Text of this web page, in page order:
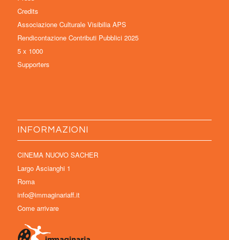
Credits
Associazione Culturale Visibilia APS
Rendicontazione Contributi Pubblici 2025
5 x 1000
Supporters
INFORMAZIONI
CINEMA NUOVO SACHER
Largo Ascianghi 1
Roma
info@immaginariaff.it
Come arrivare